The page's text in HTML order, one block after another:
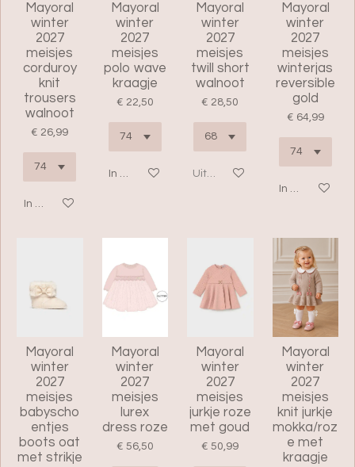
Mayoral
winter
2027
meisjes
corduroy
knit
trousers
walnoot
€ 26,99
In winkelwagen
Mayoral
winter
2027
meisjes
polo wave
kraagje
€ 22,50
In winkelwagen
Mayoral
winter
2027
meisjes
twill short
walnoot
€ 28,50
Uitverkocht
Mayoral
winter
2027
meisjes
winterjas
reversible
gold
€ 64,99
In
Mayoral
winter
2027
meisjes
babyscho
entjes
boots oat
met strikje
Mayoral
winter
2027
meisjes
lurex
dress roze
€ 56,50
Mayoral
winter
2027
meisjes
jurkje roze
met goud
€ 50,99
Mayoral
winter
2027
meisjes
knit jurkje
mokka/roz
e met
kraagje